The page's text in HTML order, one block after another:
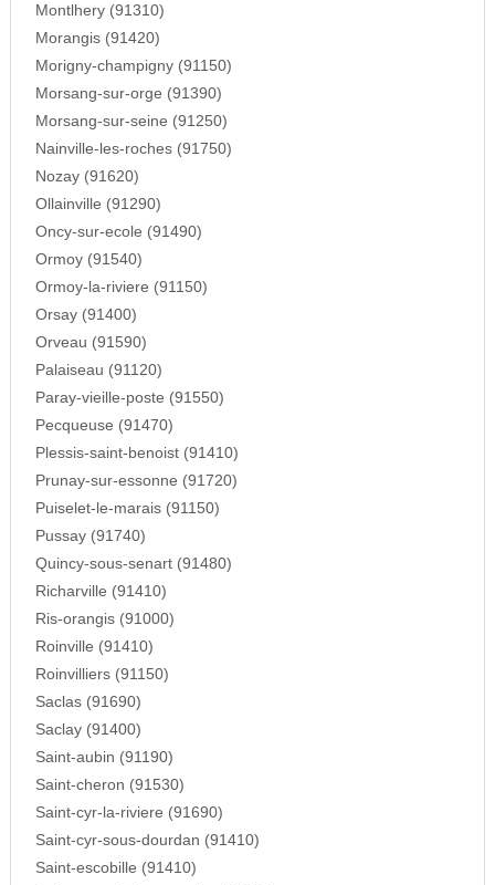
Montlhery (91310)
Morangis (91420)
Morigny-champigny (91150)
Morsang-sur-orge (91390)
Morsang-sur-seine (91250)
Nainville-les-roches (91750)
Nozay (91620)
Ollainville (91290)
Oncy-sur-ecole (91490)
Ormoy (91540)
Ormoy-la-riviere (91150)
Orsay (91400)
Orveau (91590)
Palaiseau (91120)
Paray-vieille-poste (91550)
Pecqueuse (91470)
Plessis-saint-benoist (91410)
Prunay-sur-essonne (91720)
Puiselet-le-marais (91150)
Pussay (91740)
Quincy-sous-senart (91480)
Richarville (91410)
Ris-orangis (91000)
Roinville (91410)
Roinvilliers (91150)
Saclas (91690)
Saclay (91400)
Saint-aubin (91190)
Saint-cheron (91530)
Saint-cyr-la-riviere (91690)
Saint-cyr-sous-dourdan (91410)
Saint-escobille (91410)